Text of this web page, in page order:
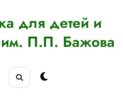
для детей и
П.П. Бажова